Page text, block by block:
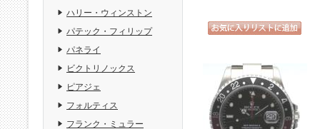
ハリー・ウィンストン
パテック・フィリップ
パネライ
ビクトリノックス
ピアジェ
フォルティス
フランク・ミュラー